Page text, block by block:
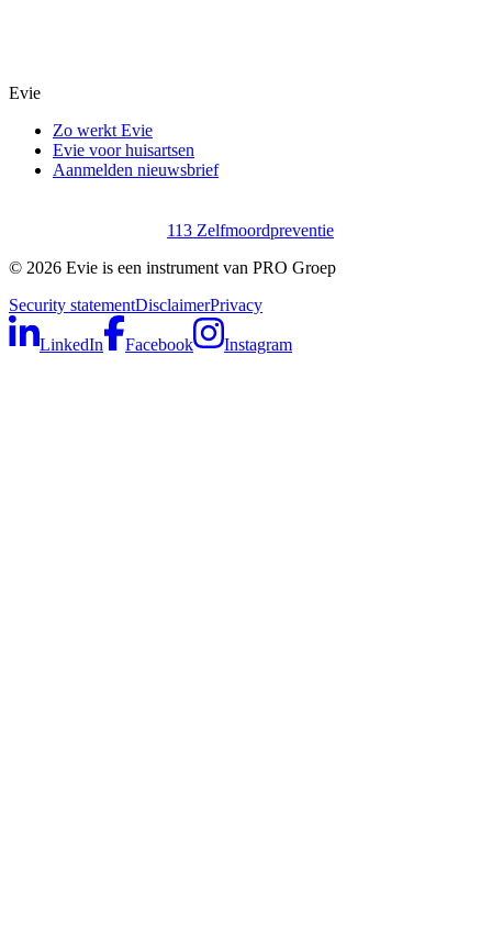
Evie
Zo werkt Evie
Evie voor huisartsen
Aanmelden nieuwsbrief
113 Zelfmoordpreventie
© 2026 Evie is een instrument van PRO Groep
Security statementDisclaimerPrivacy
LinkedIn Facebook Instagram